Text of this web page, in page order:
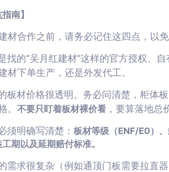
南】
材合作之前，请务必记住这四点，以免
找的“吴月红建材”这样的官方授权、
材下单生产，还是外发代工。
板材价格很透明。务必问清楚，柜体
。 不要只盯着板材裸价看，要算落地总
须明确写清楚： 板材等级（ENF/E0）
期以及延期赔付标准。
需求很复杂（例如通顶门板需要拉直